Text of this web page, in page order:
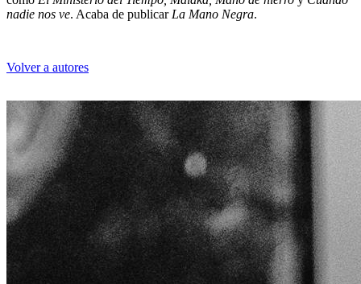
nadie nos ve. Acaba de publicar La Mano Negra.
Volver a autores